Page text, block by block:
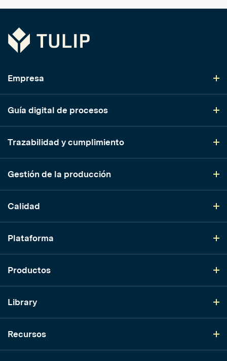
Tulip
Empresa
Guía digital de procesos
Trazabilidad y cumplimiento
Gestión de la producción
Calidad
Plataforma
Productos
Library
Recursos